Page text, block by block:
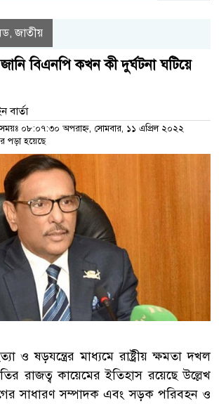
,জাতীয়
বিএনপি কখন কী দুর্ঘটনা ঘটিয়ে
বার্তা
০৮:০৭:৩০ অপরাহ্ন, সোমবার, ১১ এপ্রিল ২০২২
পড়া হয়েছে
ও ষড়যন্ত্রের মাধ্যমে রাষ্ট্রীয় ক্ষমতা দখল
রাজত্ব কায়েমের ইতিহাস রয়েছে উল্লেখ
সাধারণ সম্পাদক এবং সড়ক পরিবহন ও